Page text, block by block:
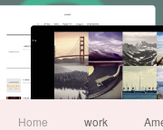
Home work